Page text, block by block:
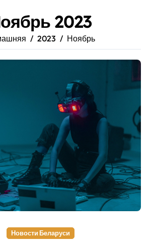
2023
2023 Ноябрь
Новости Беларуси